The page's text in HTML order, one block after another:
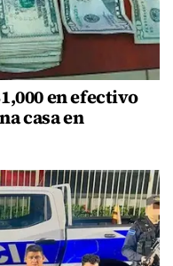
en efectivo
casa en